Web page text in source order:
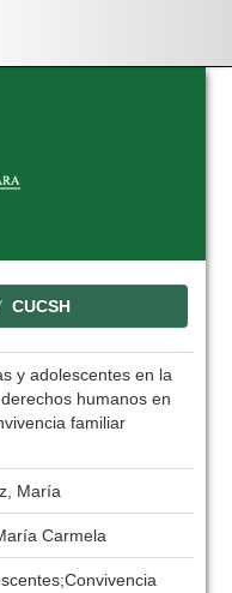
CUCSH
y adolescentes en la
humanos en
familiar
María
Carmela